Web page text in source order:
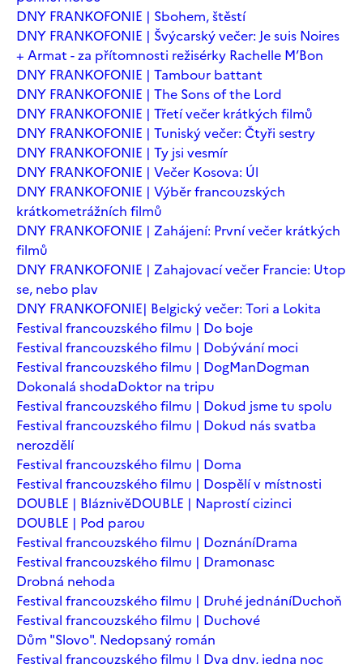
DNY FRANKOFONIE | Sbohem, štěstí
DNY FRANKOFONIE | Švýcarský večer: Je suis Noires
+ Armat - za přítomnosti režisérky Rachelle M’Bon
DNY FRANKOFONIE | Tambour battant
DNY FRANKOFONIE | The Sons of the Lord
DNY FRANKOFONIE | Třetí večer krátkých filmů
DNY FRANKOFONIE | Tuniský večer: Čtyři sestry
DNY FRANKOFONIE | Ty jsi vesmír
DNY FRANKOFONIE | Večer Kosova: Úl
DNY FRANKOFONIE | Výběr francouzských
krátkometrážních filmů
DNY FRANKOFONIE | Zahájení: První večer krátkých
filmů
DNY FRANKOFONIE | Zahajovací večer Francie: Utop
se, nebo plav
DNY FRANKOFONIE| Belgický večer: Tori a Lokita
Festival francouzského filmu | Do boje
Festival francouzského filmu | Dobývání moci
Festival francouzského filmu | DogManDogman
Dokonalá shodaDoktor na tripu
Festival francouzského filmu | Dokud jsme tu spolu
Festival francouzského filmu | Dokud nás svatba
nerozdělí
Festival francouzského filmu | Doma
Festival francouzského filmu | Dospělí v místnosti
DOUBLE | BláznivěDOUBLE | Naprostí cizinci
DOUBLE | Pod parou
Festival francouzského filmu | DoznáníDrama
Festival francouzského filmu | Dramonasc
Drobná nehoda
Festival francouzského filmu | Druhé jednáníDuchoň
Festival francouzského filmu | Duchové
Dům "Slovo". Nedopsaný román
Festival francouzského filmu | Dva dny, jedna noc